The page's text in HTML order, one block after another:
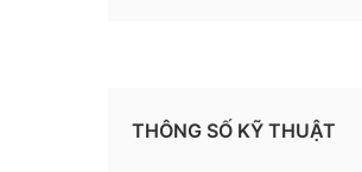
THÔNG SỐ KỸ THUẬT